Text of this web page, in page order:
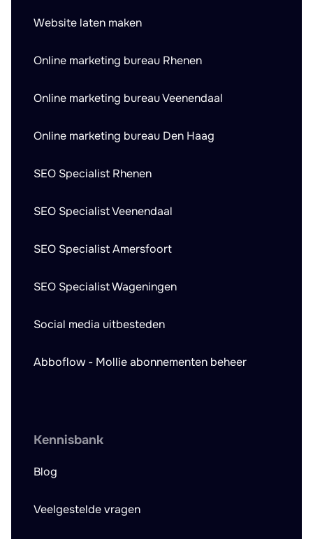
Website laten maken
Online marketing bureau Rhenen
Online marketing bureau Veenendaal
Online marketing bureau Den Haag
SEO Specialist Rhenen
SEO Specialist Veenendaal
SEO Specialist Amersfoort
SEO Specialist Wageningen
Social media uitbesteden
Abboflow - Mollie abonnementen beheer
Kennisbank
Blog
Veelgestelde vragen